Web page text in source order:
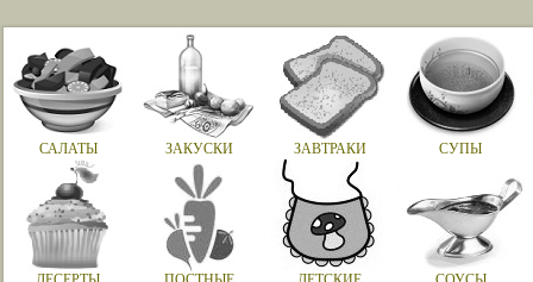
САЛАТЫ ЗАКУСКИ ЗАВТРАКИ СУПЫ